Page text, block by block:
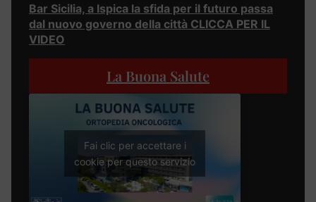
Bar Sicilia, a Ispica la sfida per il futuro passa
dal nuovo governo della città CLICCA PER IL
VIDEO
La Buona Salute
Fai clic per accettare i
cookie per questo servizio